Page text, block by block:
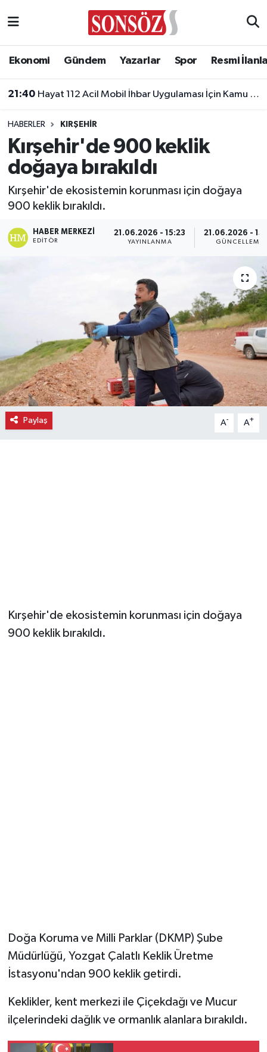
Ekonomi Gündem Yazarlar Spor Resmi
21:40 Hayat 112 Acil Mobil İhbar Uygulaması İçin Kamu Spotu Yayında!
HABERLER KIRŞEHIR
Kırşehir'de 900 keklik
doğaya bırakıldı
Kırşehir'de ekosistemin korunması için doğaya
900 keklik bırakıldı.
HABER MERKEZI
EDITÖR
21.06.2026 - 15:23
YAYINLANMA
21.06.2026 -
GÜNCELLEME
Paylaş A- A+
Kırşehir'de ekosistemin korunması için doğaya
900 keklik bırakıldı.
Doğa Koruma ve Milli Parklar (DKMP) Şube
Müdürlüğü, Yozgat Çalatlı Keklik Üretme
İstasyonu'ndan 900 keklik getirdi.
Keklikler, kent merkezi ile Çiçekdağı ve Mucur
ilçelerindeki dağlık ve ormanlık alanlara bırakıldı.
Asayiş
Biyografi
Çevre
Diğer
Dünya
Emlak
Gündem
Gurme
Sağlık
Ankara Nöbetçi Eczaneler
Ankara Trafik Yoğunluk Haritası
Süper Lig Puan Durumu ve Fikstür
Tüm Manşetler
Son Dakika Haberleri